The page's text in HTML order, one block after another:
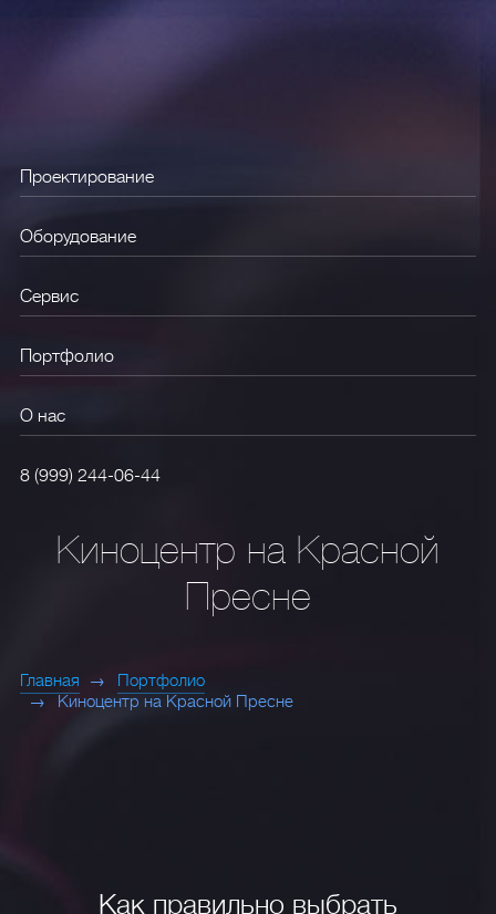
Проектирование
Оборудование
Сервис
Портфолио
О нас
8 (999) 244-06-44
Киноцентр на Красной
Пресне
Главная
Портфолио
Киноцентр на Красной Пресне
Как правильно выбрать